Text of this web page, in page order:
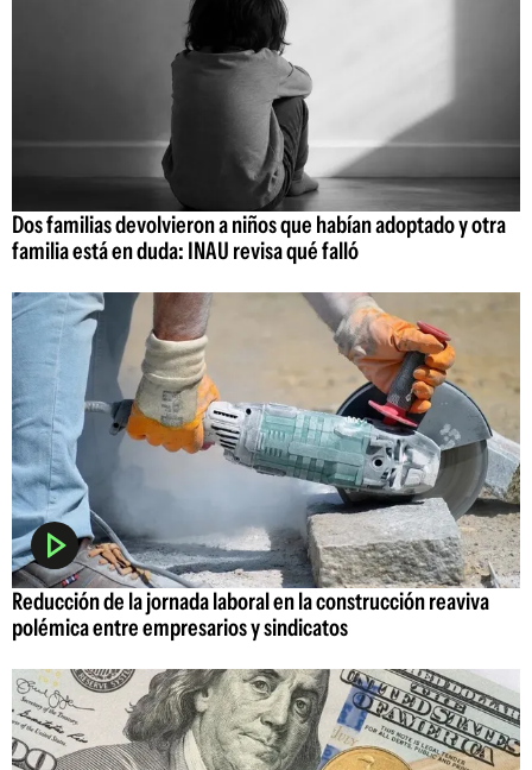
Dos familias devolvieron a niños que habían adoptado y otra
familia está en duda: INAU revisa qué falló
Reducción de la jornada laboral en la construcción reaviva
polémica entre empresarios y sindicatos